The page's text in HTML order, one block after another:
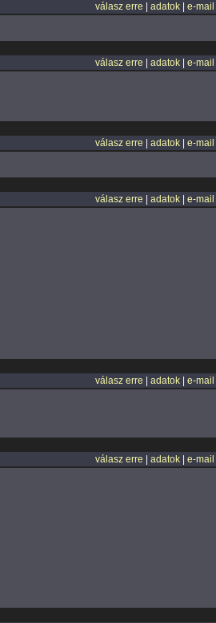
válasz erre adatok| e-mail
válasz erre adatok| e-mail
válasz erre adatok| e-mail
válasz erre adatok| e-mail
válasz erre adatok| e-mail
válasz erre adatok| e-mail